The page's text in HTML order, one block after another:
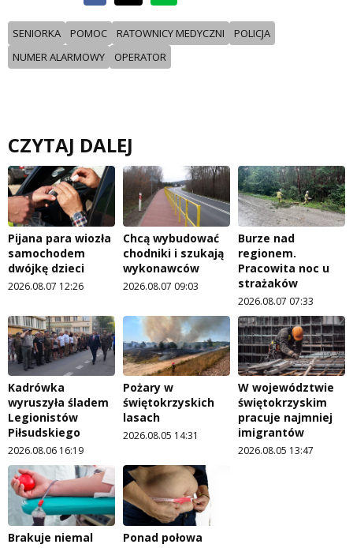
SENIORKA POMOC RATOWNICY MEDYCZNI
POLICJA
NUMER ALARMOWY
OPERATOR
CZYTAJ DALEJ
Pijana para wiozła
samochodem
dwójkę dzieci
2026.08.07 12:26
Chcą wybudować
chodniki i szukają
wykonawców
2026.08.07 09:03
Burze nad
regionem.
Pracowita noc u
strażaków
2026.08.07 07:33
Kadrówka
wyruszyła śladem
Legionistów
Piłsudskiego
2026.08.06 16:19
Pożary w
świętokrzyskich
lasach
2026.08.05 14:31
W województwie
świętokrzyskim
pracuje najmniej
imigrantów
2026.08.05 13:47
Brakuje niemal
Ponad połowa